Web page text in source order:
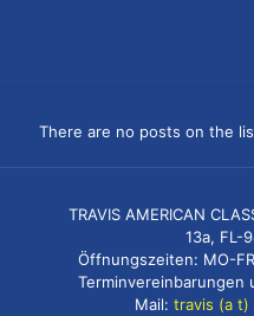
There are no posts on the
TRAVIS AMERICAN
13a, FL-
Öffnungszeiten: MO-
Terminvereinbarungen
Mail: travis (a t)